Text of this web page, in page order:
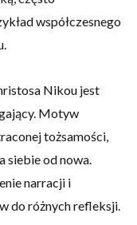
współczesnego
Nikou jest
Motyw
tożsamości,
siebie od nowa.
narracji i
do różnych refleksji.